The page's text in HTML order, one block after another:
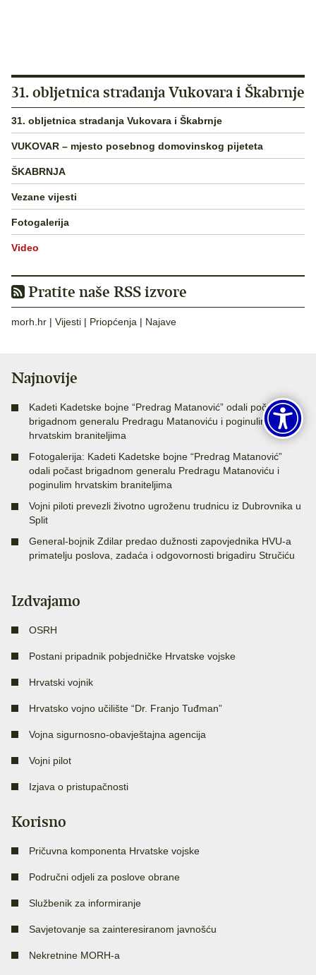
31. obljetnica stradanja Vukovara i Škabrnje
31. obljetnica stradanja Vukovara i Škabrnje
VUKOVAR – mjesto posebnog domovinskog pijeteta
ŠKABRNJA
Vezane vijesti
Fotogalerija
Video
Pratite naše RSS izvore
morh.hr | Vijesti | Priopćenja | Najave
Najnovije
Kadeti Kadetske bojne “Predrag Matanović” odali počast
brigadnom generalu Predragu Matanoviću i poginulim
hrvatskim braniteljima
Fotogalerija: Kadeti Kadetske bojne “Predrag Matanović”
odali počast brigadnom generalu Predragu Matanoviću i
poginulim hrvatskim braniteljima
Vojni piloti prevezli životno ugroženu trudnicu iz Dubrovnika u
Split
General-bojnik Zdilar predao dužnosti zapovjednika HVU-a
primatelju poslova, zadaća i odgovornosti brigadiru Stručiću
Izdvajamo
OSRH
Postani pripadnik pobjedničke Hrvatske vojske
Hrvatski vojnik
Hrvatsko vojno učilište “Dr. Franjo Tuđman”
Vojna sigurnosno-obavještajna agencija
Vojni pilot
Izjava o pristupačnosti
Korisno
Pričuvna komponenta Hrvatske vojske
Područni odjeli za poslove obrane
Službenik za informiranje
Savjetovanje sa zainteresiranom javnošću
Nekretnine MORH-a